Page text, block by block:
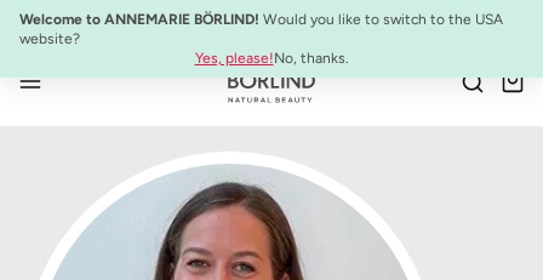
Passer au contenu principal
Welcome to ANNEMARIE BÖRLIND! Would you like to switch to the USA
website?
Yes, please!No, thanks.
SYSTEM ABSOLUTE Set de Voyage :Mini-produits anti-âge à emporter